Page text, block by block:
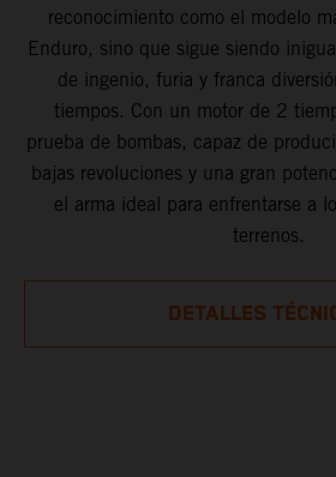
reconocimiento como el modelo
Enduro, sino que sigue siendo
de ingenio, furia y franca
tiempos. Con un motor de 2
prueba de bombas, capaz de
bajas revoluciones y una gran
el arma ideal para enfrentarse a
terrenos.
DETALLES